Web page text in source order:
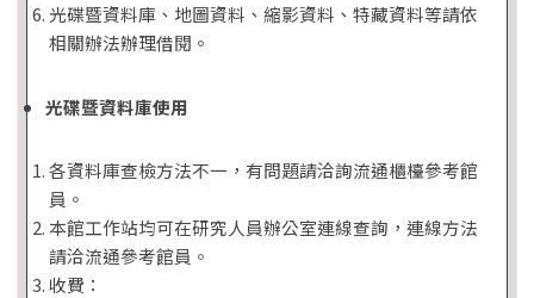
光碟暨資料庫、地圖資料、縮影資料、特藏資料等請依
相關辦法辦理借閱。
光碟暨資料庫使用
各資料庫查檢方法不一，有問題請洽詢流通櫃檯參考館
員。
本館工作站均可在研究人員辦公室連線查詢，連線方法
請洽流通參考館員。
收費：